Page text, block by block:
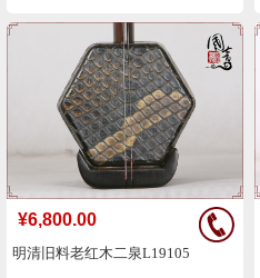
明清旧料老红木二泉L19105
¥6,800.00